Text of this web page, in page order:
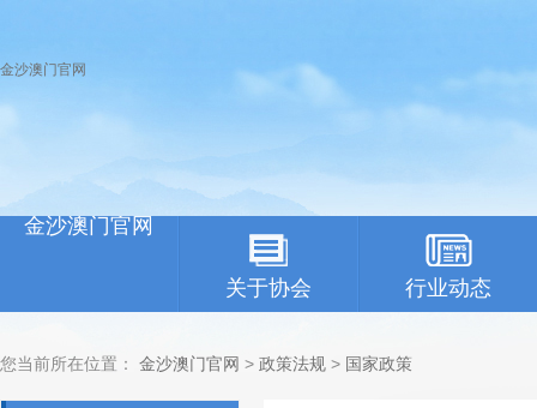
金沙澳门官网
金沙澳门官网
关于协会 行业动态
您当前所在位置： 金沙澳门官网 > 政策法规 > 国家政策